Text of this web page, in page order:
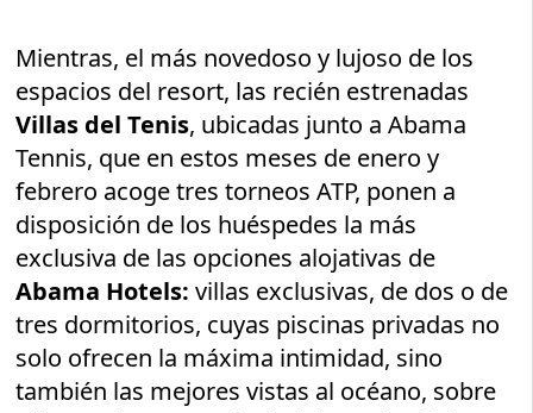
Mientras, el más novedoso y lujoso de los
espacios del resort, las recién estrenadas
Villas del Tenis, ubicadas junto a Abama
Tennis, que en estos meses de enero y
febrero acoge tres torneos ATP, ponen a
disposición de los huéspedes la más
exclusiva de las opciones alojativas de
Abama Hotels: villas exclusivas, de dos o de
tres dormitorios, cuyas piscinas privadas no
solo ofrecen la máxima intimidad, sino
también las mejores vistas al océano, sobre